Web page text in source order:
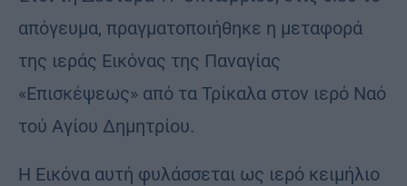
απόγευμα, πραγματοποιήθηκε η μεταφορά
της ιεράς Εικόνας της Παναγίας
«Επισκέψεως» από τα Τρίκαλα στον ιερό Ναό
τού Αγίου Δημητρίου.
Η Εικόνα αυτή φυλάσσεται ως ιερό κειμήλιο